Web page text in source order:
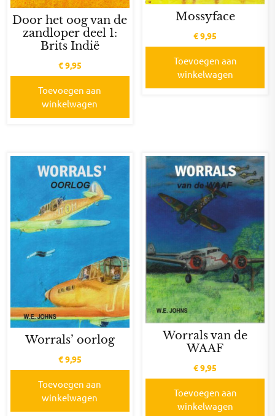
Door het oog van de
zandloper deel 1:
Brits Indië
€9,95
Toevoegen aan
winkelwagen
Mossyface
€9,95
Toevoegen aan
winkelwagen
Worrals’ oorlog
€9,95
Toevoegen aan
winkelwagen
Worrals van de
WAAF
€9,95
Toevoegen aan
winkelwagen